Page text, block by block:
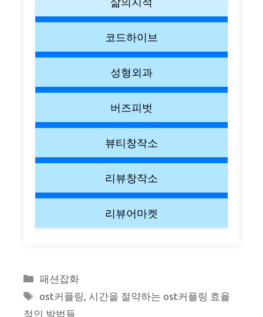
코드하이브
성형외과
버즈피벗
뷰티창작소
리뷰창작소
리뷰어마켓
Categories
패션잡화
Tags
ost커플링, 시간을 절약하는 ost커플링 효율
적인 방법들